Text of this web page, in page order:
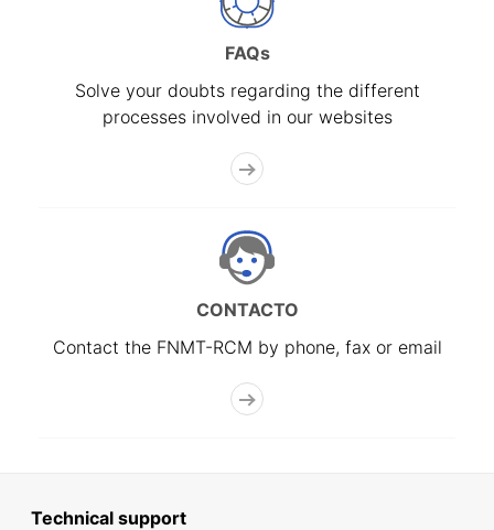
FAQs
Solve your doubts regarding the different
processes involved in our websites
CONTACTO
Contact the FNMT-RCM by phone, fax or email
Technical support